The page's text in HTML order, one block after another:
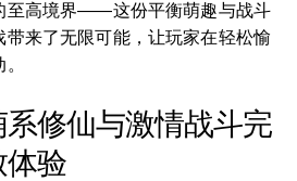
至高境界——这份平衡萌趣与战斗
带来了无限可能，让玩家在轻松愉
修仙与激情战斗完
体验